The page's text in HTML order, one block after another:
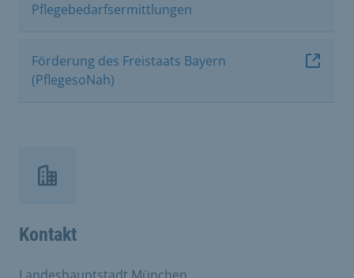
Pflegebedarfsermittlungen
Förderung des Freistaats Bayern
(PflegesoNah)
Kontakt